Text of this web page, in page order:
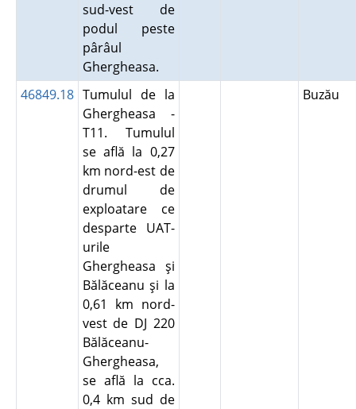
sud-vest de
podul peste
pârâul
Ghergheasa.
46849.18 Tumulul de la
Ghergheasa -
T11. Tumulul
se află la 0,27
km nord-est de
drumul de
exploatare ce
desparte UAT-
urile
Ghergheasa şi
Bălăceanu şi la
0,61 km nord-
vest de DJ 220
Bălăceanu-
Ghergheasa,
se află la cca.
0,4 km sud de
Buzău